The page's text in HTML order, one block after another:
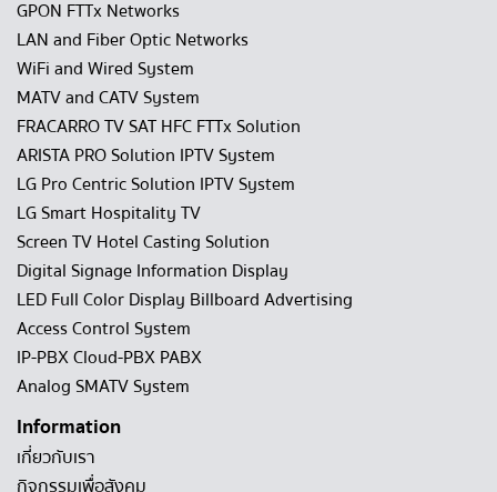
GPON FTTx Networks
LAN and Fiber Optic Networks
WiFi and Wired System
MATV and CATV System
FRACARRO TV SAT HFC FTTx Solution
ARISTA PRO Solution IPTV System
LG Pro Centric Solution IPTV System
LG Smart Hospitality TV
Screen TV Hotel Casting Solution
Digital Signage Information Display
LED Full Color Display Billboard Advertising
Access Control System
IP-PBX Cloud-PBX PABX
Analog SMATV System
Information
เกี่ยวกับเรา